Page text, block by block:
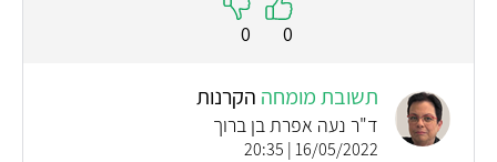
0
0
תשובת מומחה הקרנות
ד"ר נעה אפרת בן ברוך
16/05/2022 | 20:35